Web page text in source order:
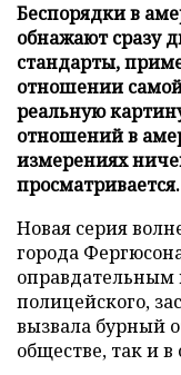
Беспорядки в
обнажают сразу
стандарты,
отношении
реальную
отношений в
измерениях
просматривается.
Новая серия
города
оправдательным
полицейского,
вызвала бурный
обществе, так и